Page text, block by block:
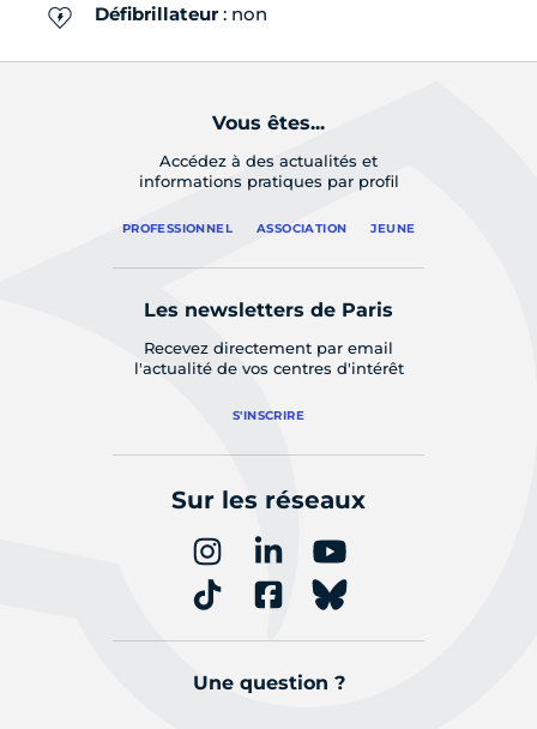
Défibrillateur: non
Vous êtes...
Accédez à des actualités et
informations pratiques par profil
PROFESSIONNEL ASSOCIATION JEUNE
Les newsletters de Paris
Recevez directement par email
l'actualité de vos centres d'intérêt
S'INSCRIRE
Sur les réseaux
Une question ?